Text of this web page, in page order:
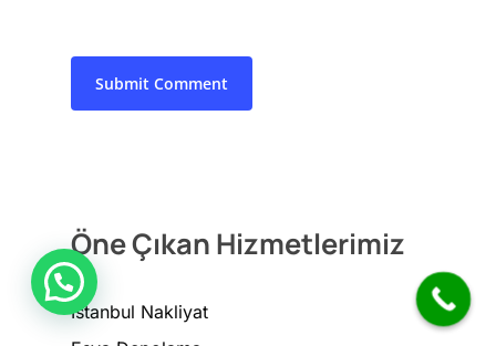
Öne Çıkan Hizmetlerimiz
İstanbul Nakliyat